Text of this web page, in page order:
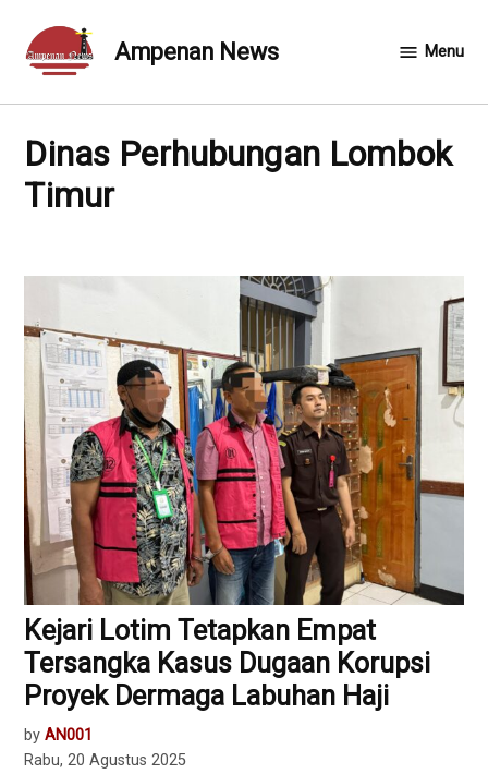
content
Ampenan News Menu
Dinas Perhubungan Lombok
Timur
Kejari Lotim Tetapkan Empat
Tersangka Kasus Dugaan Korupsi
Proyek Dermaga Labuhan Haji
by AN001
Rabu, 20 Agustus 2025